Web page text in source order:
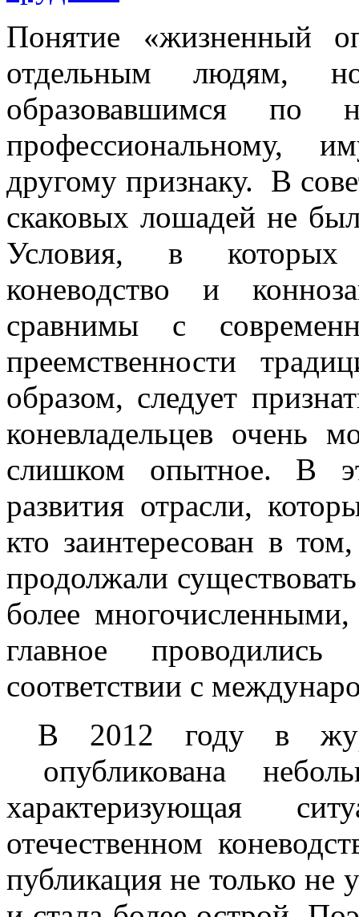
Понятие «жизненный
отдельным людям,
образовавшимся по
профессиональному,
другому признаку. В
скаковых лошадей не
Условия, в которых
коневодство и
сравнимы с
преемственности
образом, следует
коневладельцев очень
слишком опытное. В
развития отрасли,
кто заинтересован в
продолжали
более
главное
соответствии с
В 2012 году в
опубликована
характеризующая
отечественном
публикация не только не